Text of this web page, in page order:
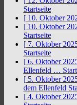
Startseite
[ 10. Oktober
[ 10. Oktober
Startseite
[ 7. Oktober
Startseite
[ 6. Oktober
Ellenfeld …
[ 5. Oktober
dem Ellenfeld
[ 4. Oktober